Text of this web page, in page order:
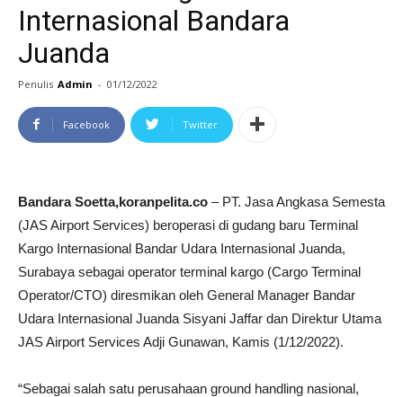
Internasional Bandara
Juanda
Penulis Admin - 01/12/2022
Facebook Twitter
Bandara Soetta,koranpelita.co – PT. Jasa Angkasa Semesta
(JAS Airport Services) beroperasi di gudang baru Terminal
Kargo Internasional Bandar Udara Internasional Juanda,
Surabaya sebagai operator terminal kargo (Cargo Terminal
Operator/CTO) diresmikan oleh General Manager Bandar
Udara Internasional Juanda Sisyani Jaffar dan Direktur Utama
JAS Airport Services Adji Gunawan, Kamis (1/12/2022).
“Sebagai salah satu perusahaan ground handling nasional,